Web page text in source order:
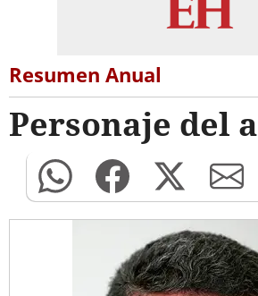
Resumen Anual
Personaje del